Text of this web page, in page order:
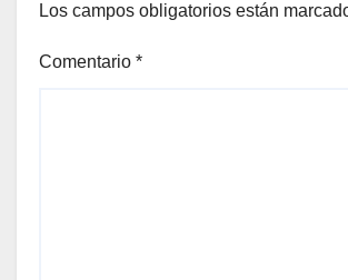
Los campos obligatorios están
Comentario *